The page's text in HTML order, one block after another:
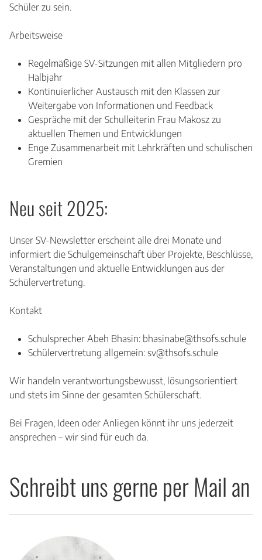
Schüler zu sein.
Arbeitsweise
Regelmäßige SV-Sitzungen mit allen Mitgliedern pro
Halbjahr
Kontinuierlicher Austausch mit den Klassen zur
Weitergabe von Informationen und Feedback
Gespräche mit der Schulleiterin Frau Makosz zu
aktuellen Themen und Entwicklungen
Enge Zusammenarbeit mit Lehrkräften und schulischen
Gremien
Neu seit 2025:
Unser SV-Newsletter erscheint alle drei Monate und
informiert die Schulgemeinschaft über Projekte, Beschlüsse,
Veranstaltungen und aktuelle Entwicklungen aus der
Schülervertretung.
Kontakt
Schulsprecher Abeh Bhasin: bhasinabe@thsofs.schule
Schülervertretung allgemein: sv@thsofs.schule
Wir handeln verantwortungsbewusst, lösungsorientiert
und stets im Sinne der gesamten Schülerschaft.
Bei Fragen, Ideen oder Anliegen könnt ihr uns jederzeit
ansprechen – wir sind für euch da.
Schreibt uns gerne per Mail an